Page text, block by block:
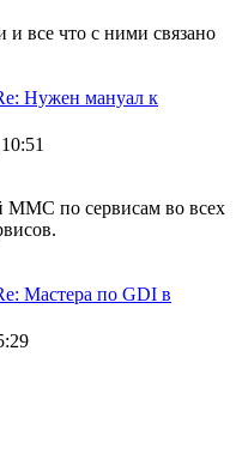
все что с ними связано
Нужен мануал к
MMC по сервисам во всех
Мастера по GDI в